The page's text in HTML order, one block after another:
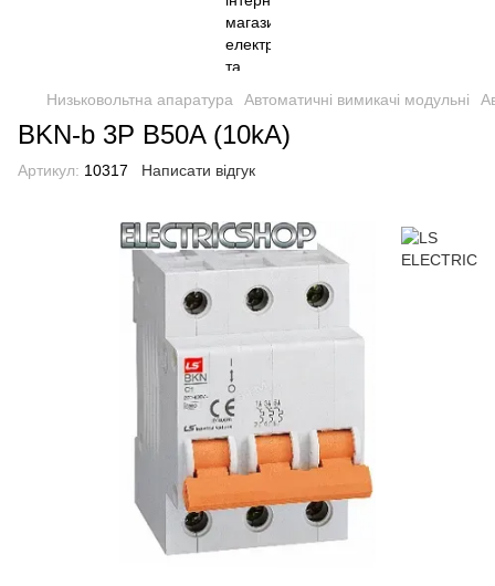
Низьковольтна апаратура Автоматичні вимикачі модульні
BKN-b 3P B50A (10kA)
Артикул: 10317 Написати відгук